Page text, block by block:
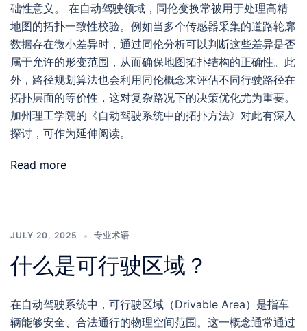
础性意义。 在自动驾驶领域，同伦变换常被用于处理高精
地图的拓扑一致性校验。例如当多个传感器采集的道路轮廓
数据存在微小差异时，通过同伦分析可以判断这些差异是否
属于允许的形变范围，从而确保地图拓扑结构的正确性。此
外，路径规划算法也会利用同伦概念来评估不同行驶路径在
拓扑层面的等价性，这对复杂路况下的决策优化尤为重要。
加州理工学院的《自动驾驶系统中的拓扑方法》对此有深入
探讨，可作为延伸阅读。
Read more
JULY 20, 2025 专业术语
什么是可行驶区域？
在自动驾驶系统中，可行驶区域（Drivable Area）是指车
辆能够安全、合法通行的物理空间范围。这一概念通常通过